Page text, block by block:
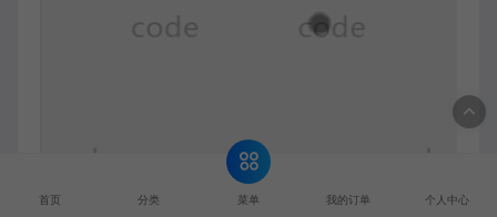
首页 分类 菜单 我的订单 个人中心